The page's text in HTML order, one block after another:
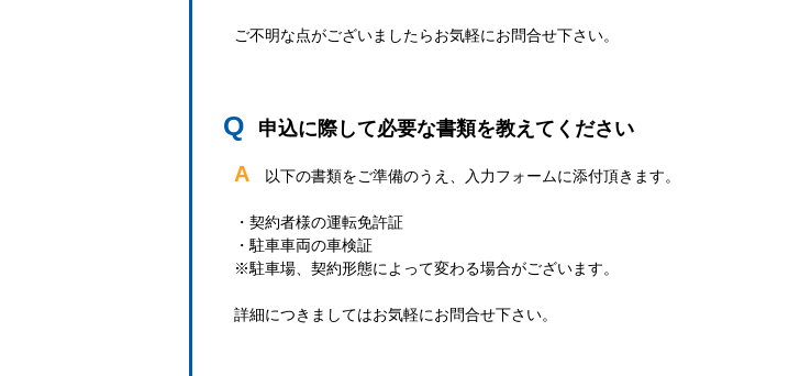
ご不明な点がございましたらお気軽にお問合せ下さい。
Q 申込に際して必要な書類を教えてください
A 以下の書類をご準備のうえ、入力フォームに添付頂きます。
・契約者様の運転免許証
・駐車車両の車検証
※駐車場、契約形態によって変わる場合がございます。
詳細につきましてはお気軽にお問合せ下さい。